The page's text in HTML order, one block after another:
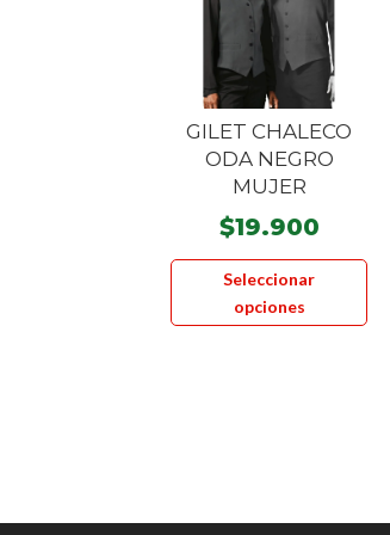
GILET CHALECO
ODA NEGRO
MUJER
$19.900
Seleccionar
opciones
Este